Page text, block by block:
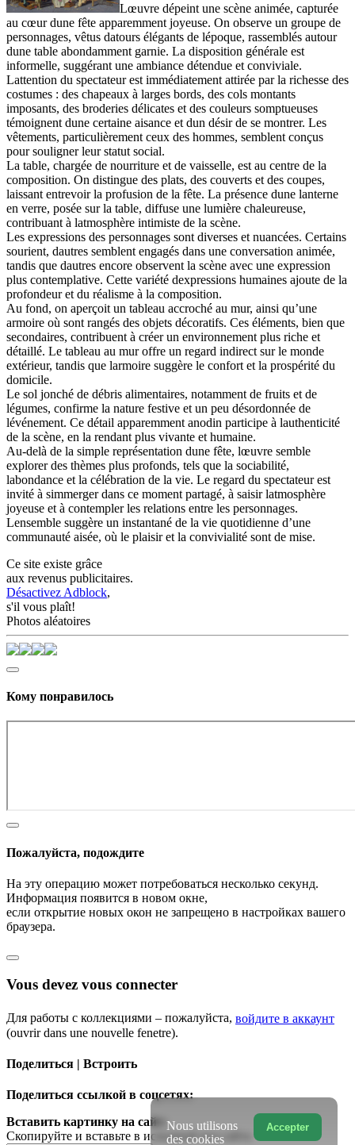
Lœuvre dépeint une scène animée, capturée
au cœur dune fête apparemment joyeuse. On observe un groupe de
personnages, vêtus datours élégants de lépoque, rassemblés autour
dune table abondamment garnie. La disposition générale est
informelle, suggérant une ambiance détendue et conviviale.
Lattention du spectateur est immédiatement attirée par la richesse des
costumes : des chapeaux à larges bords, des cols montants
imposants, des broderies délicates et des couleurs somptueuses
témoignent dune certaine aisance et dun désir de se montrer. Les
vêtements, particulièrement ceux des hommes, semblent conçus
pour souligner leur statut social.
La table, chargée de nourriture et de vaisselle, est au centre de la
composition. On distingue des plats, des couverts et des coupes,
laissant entrevoir la profusion de la fête. La présence dune lanterne
en verre, posée sur la table, diffuse une lumière chaleureuse,
contribuant à latmosphère intimiste de la scène.
Les expressions des personnages sont diverses et nuancées. Certains
sourient, dautres semblent engagés dans une conversation animée,
tandis que dautres encore observent la scène avec une expression
plus contemplative. Cette variété dexpressions humaines ajoute de la
profondeur et du réalisme à la composition.
Au fond, on aperçoit un tableau accroché au mur, ainsi qu’une
armoire où sont rangés des objets décoratifs. Ces éléments, bien que
secondaires, contribuent à créer un environnement plus riche et
détaillé. Le tableau au mur offre un regard indirect sur le monde
extérieur, tandis que larmoire suggère le confort et la prospérité du
domicile.
Le sol jonché de débris alimentaires, notamment de fruits et de
légumes, confirme la nature festive et un peu désordonnée de
lévénement. Ce détail apparemment anodin participe à lauthenticité
de la scène, en la rendant plus vivante et humaine.
Au-delà de la simple représentation dune fête, lœuvre semble
explorer des thèmes plus profonds, tels que la sociabilité,
labondance et la célébration de la vie. Le regard du spectateur est
invité à simmerger dans ce moment partagé, à saisir latmosphère
joyeuse et à contempler les relations entre les personnages.
Lensemble suggère un instantané de la vie quotidienne d’une
communauté aisée, où le plaisir et la convivialité sont de mise.
Ce site existe grâce
aux revenus publicitaires.
Désactivez Adblock,
s'il vous plaît!
Photos aléatoires
Кому понравилось
Пожалуйста, подождите
На эту операцию может потребоваться несколько секунд.
Информация появится в новом окне,
если открытие новых окон не запрещено в настройках вашего
браузера.
Vous devez vous connecter
Для работы с коллекциями – пожалуйста, войдите в аккаунт
(ouvrir dans une nouvelle fenetre).
Поделиться | Встроить
Поделиться ссылкой в соцсетях:
Вставить картинку на сайт:
Скопируйте и вставьте в исходный код сайта
Accepter
Nous utilisons
des cookies